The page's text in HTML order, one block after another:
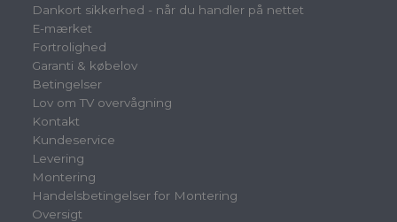
Dankort sikkerhed - når du handler på nettet
E-mærket
Fortrolighed
Garanti & købelov
Betingelser
Lov om TV overvågning
Kontakt
Kundeservice
Levering
Montering
Handelsbetingelser for Montering
Oversigt